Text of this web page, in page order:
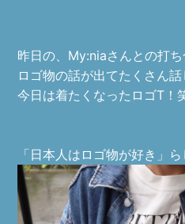
昨日の、My:niaさんとの打ち
ロゴ物の話が出てたくさん
今日は着たくなったロゴT！
「日本人はロゴ物が好き」ら